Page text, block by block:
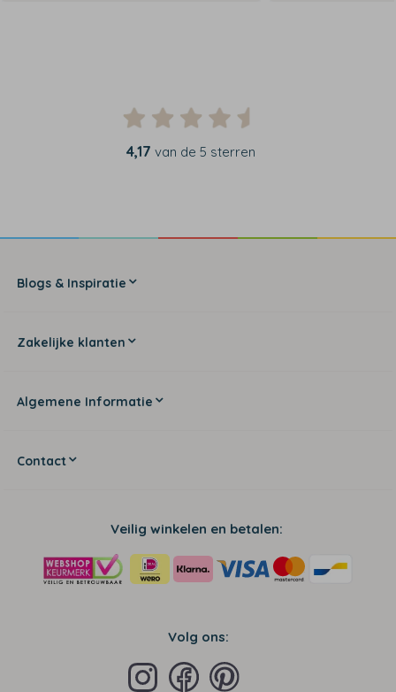
4,17 van de 5 sterren
Blogs & Inspiratie
Zakelijke klanten
Algemene Informatie
Contact
Veilig winkelen en betalen:
Volg ons: